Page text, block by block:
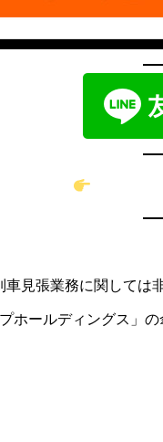
⾒張業務に関して
ホールディングス」